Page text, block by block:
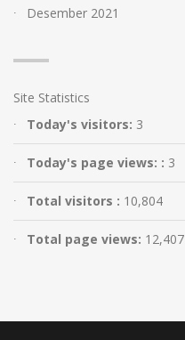
Desember 2021
Site Statistics
Today's visitors: 3
Today's page views: : 3
Total visitors : 10,804
Total page views: 12,407